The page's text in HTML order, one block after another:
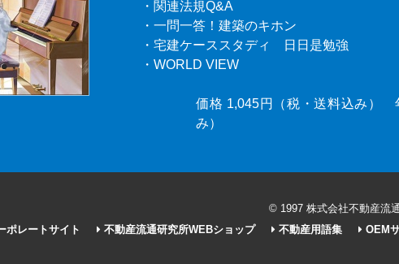
・関連法規Q&A
・一問一答！建築のキホン
・宅建ケーススタディ 日日是勉強
・WORLD VIEW
価格 1,045円（税・送料込み）
み）
© 1997 株式会社不動産流
ポレートサイト
不動産流通研究所WEBショップ 不動産用語集 OEM